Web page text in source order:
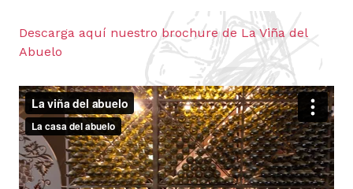
Descarga aquí nuestro brochure de La Viña del
Abuelo